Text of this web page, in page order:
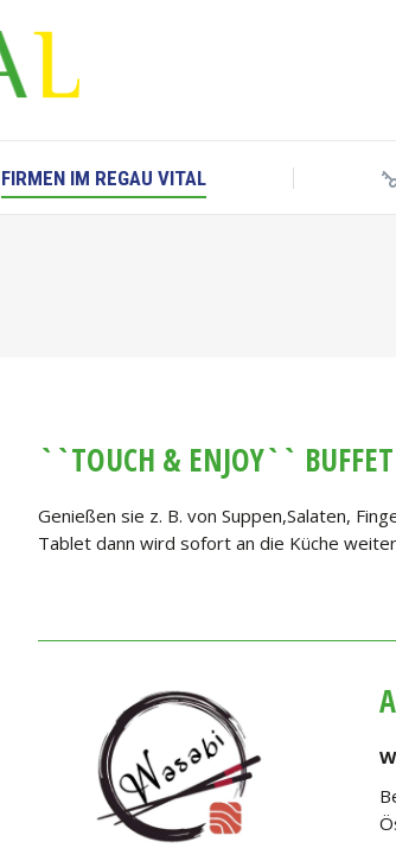
FIRMEN IM REGAU VITAL
``TOUCH & ENJOY`` BUFFET
Genießen sie z. B. von Suppen,Salaten,
Tablet dann wird sofort an die Küche
FIRMEN IM REGAU VITAL